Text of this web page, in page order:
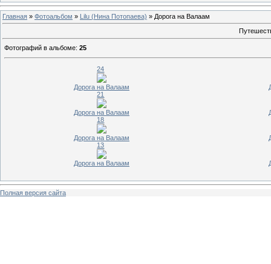
Главная » Фотоальбом » Lilu (Нина Потопаева) » Дорога на Валаам
Фотографий в альбоме: 25
24
Дорога на Валаам
21
Дорога на Валаам
18
Дорога на Валаам
13
Дорога на Валаам
Полная версия сайта